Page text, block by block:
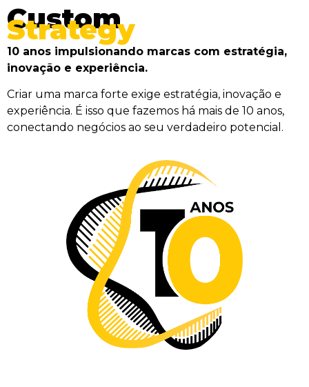
Custom
Strategy
10 anos impulsionando marcas com estratégia,
inovação e experiência.
Criar uma marca forte exige estratégia, inovação e
experiência. É isso que fazemos há mais de 10 anos,
conectando negócios ao seu verdadeiro potencial.